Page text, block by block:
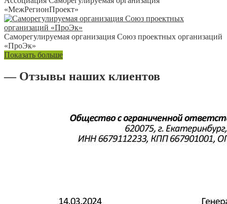
«МежРегионПроект»
Саморегулируемая организация Союз проектных организаций
«ПроЭк»
Показать больше
— Отзывы наших клиентов